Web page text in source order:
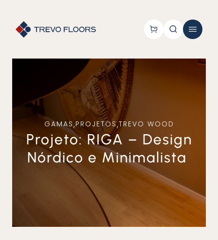
GAMAS,PROJETOS,TREVO WOOD
Projeto: RIGA – Design
Nórdico e Minimalista